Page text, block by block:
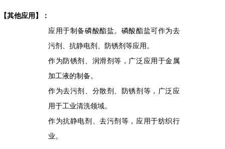
【其他应用 】
：
应用于制备磷酸酯盐。磷酸酯盐可作为去
污剂、抗静电剂、防锈剂等应用。
作为防锈剂、润滑剂等，广泛应用于金属
加工液的制备。
作为去污剂、分散剂、防锈剂等，广泛应
用于工业清洗领域。
作为抗静电剂、去污剂等，应用于纺织行
业。